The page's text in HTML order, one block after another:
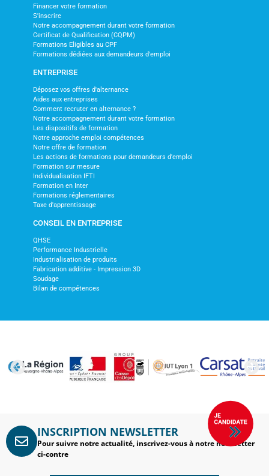
Financer votre formation
S'inscrire
Notre accompagnement durant votre formation
Certificat de Qualification (CQPM)
Formations Eligibles au CPF
Formations dédiées aux demandeurs d'emploi
ENTREPRISE
Déposez vos offres d'alternance
Aides aux entreprises
Comment recruter en alternance ?
Notre accompagnement durant votre formation
Les dispositifs de formation
Notre approche emploi compétences
Notre offre de formation
Les actions de formations pour demandeurs d'emploi
Formation sur mesure
Individualisation IFTI
Formation en Inter
Formations réglementaires
Taxe d'apprentissage
CONSEIL EN ENTREPRISE
QHSE
Performance Industrielle
Industrialisation de produits
Fabrication additive - Impression 3D
Soudage
Bilan de compétences
INSCRIPTION NEWSLETTER
Pour suivre notre actualité, inscrivez-vous à notre newsletter
ci-contre